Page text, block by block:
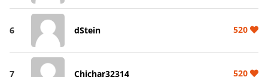
6 dStein 520
7 Chichar32314 520